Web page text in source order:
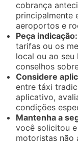
cobrança
principalmente
aeroportos e
Peça indicação:
tarifas ou os
local ou ao seu
conselhos
Considere
entre táxi
aplicativo,
condições
Mantenha a
você solicitou
motoristas não